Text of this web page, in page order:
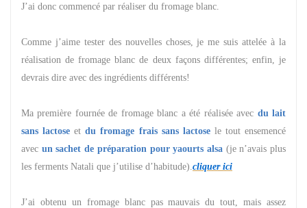
J’ai donc commencé par réaliser du fromage blanc.
Comme j’aime tester des nouvelles choses, je me suis attelée à la
réalisation de fromage blanc de deux façons différentes; enfin, je
devrais dire avec des ingrédients différents!
Ma première fournée de fromage blanc a été réalisée avec du lait
sans lactose etdu fromage frais sans lactosele tout ensemencé
avec un sachet de préparation pour yaourts alsa(je n’avais plus
les ferments Natali que j’utilise d’habitude). cliquer ici
J’ai obtenu un fromage blanc pas mauvais du tout, mais assez